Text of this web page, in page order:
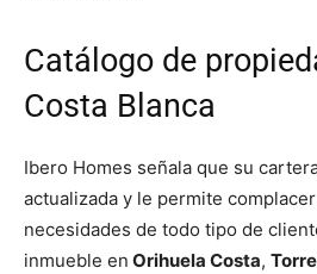
Catálogo de
Costa Blanca
Ibero Homes señala que su
actualizada y le permite
necesidades de todo tipo de
inmueble en Orihuela Costa,